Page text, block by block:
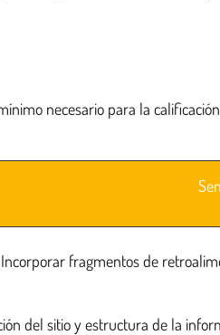
necesario para la
fragmentos de
del sitio y estructura de la